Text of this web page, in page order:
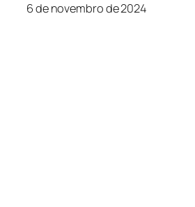
6 de novembro de 2024